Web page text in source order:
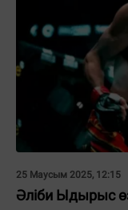
25 Маусым 2025, 12:15
Әліби Ыдырыс